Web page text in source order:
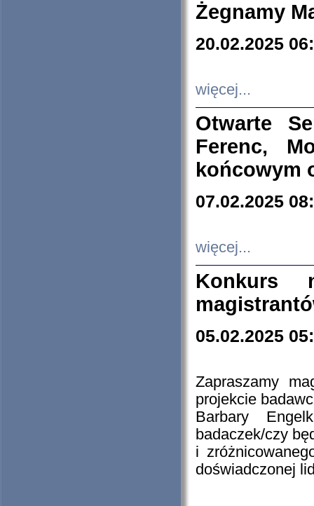
Żegnamy
20.02.2025
więcej...
Otwarte
Ferenc,
końcowym
07.02.2025
więcej...
Konkurs
05.02.2025
Zapraszamy
projekcie
Barbary
badaczek/czy
i
doświadczonej